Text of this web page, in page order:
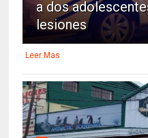
a dos
lesiones
Leer Mas